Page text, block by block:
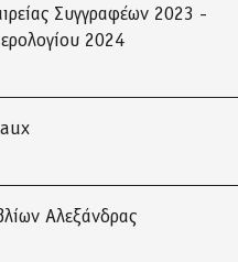
Συγγραφέων 2023 -
2024
Αλεξάνδρας